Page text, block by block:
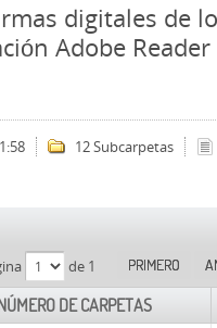
digitales de
Adobe Reader
12 Subcarpetas
de 1 PRIMERO
DE CARPETAS